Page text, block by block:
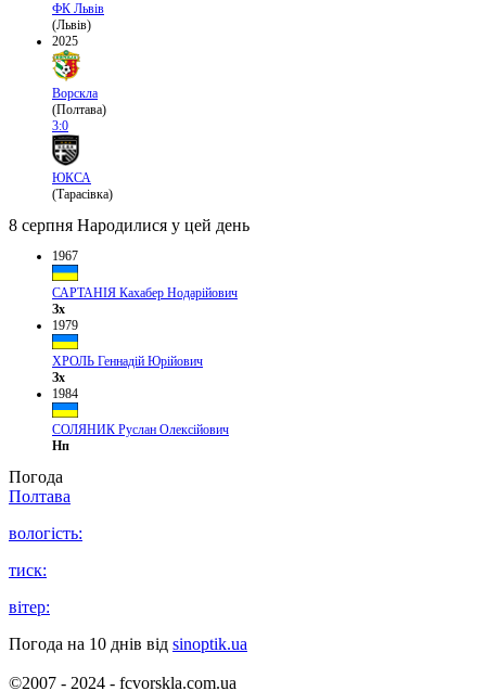
ФК Львів
(Львів)
2025
Ворскла
(Полтава)
3:0
ЮКСА
(Тарасівка)
8 серпня Народилися у цей день
1967
САРТАНІЯ Кахабер Нодарійович
Зх
1979
ХРОЛЬ Геннадій Юрійович
Зх
1984
СОЛЯНИК Руслан Олексійович
Нп
Погода
Полтава
вологість:
тиск:
вітер:
Погода на 10 днів від sinoptik.ua
©2007 - 2024 - fcvorskla.com.ua